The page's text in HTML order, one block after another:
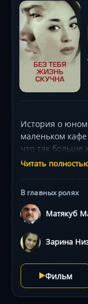
История о
маленьком
что так больше
покидает
оказывается
вскоре у него
работающая в
ненавидящая
себе,
Читать
В главных ролях
Матякуб
Зарина
Фильм